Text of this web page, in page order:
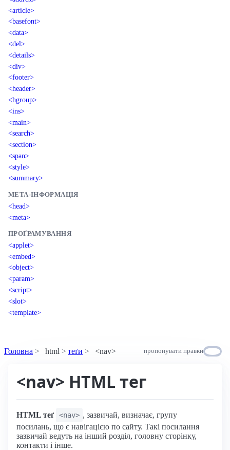
<article>
<basefont>
<data>
<del>
<details>
<div>
<footer>
<header>
<hgroup>
<ins>
<main>
<search>
<section>
<span>
<style>
<summary>
МЕТА-ІНФОРМАЦІЯ
<head>
<meta>
ПРОҐРАМУВАННЯ
<applet>
<embed>
<object>
<param>
<script>
<slot>
<template>
Головна html теґи <nav> пропонувати правки
<nav> HTML тег
HTML теґ <nav> , зазвичай, визначає, групу
посилань, що є навігацією по сайту. Такі посилання
зазвичай ведуть на інший розділ, головну сторінку,
контакти і інше.